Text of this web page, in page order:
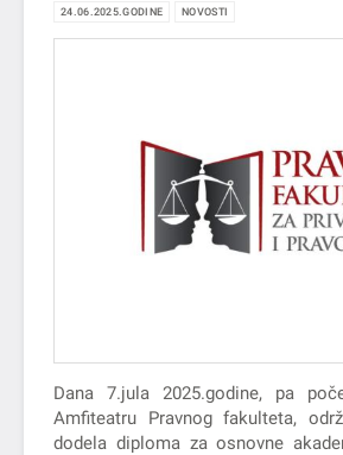
24.06.2025.GODINE NOVOSTI
Dana 7.jula 2025.godine, pa
Amfiteatru Pravnog fakulteta,
dodela diploma za osnovne